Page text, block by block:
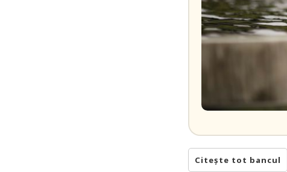
Citește tot bancul